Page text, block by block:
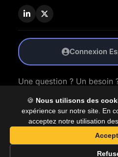
🍪 Nous utilisons des
expérience sur notre site. En
acceptez notre utilisation
Connexion
Une question ? Un besoin
Nous
© 2026 Coproly.